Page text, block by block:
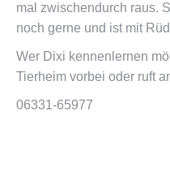
mal zwischendurch raus.
noch gerne und ist mit
Wer Dixi kennenlernen
Tierheim vorbei oder ruft
06331-65977